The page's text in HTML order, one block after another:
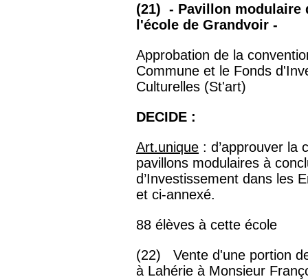
(21) - Pavillon modulaire
l'école de Grandvoir -
Approbation de la
Commune et le Fonds
Culturelles (St'art)
DECIDE :
Art.unique : d’approuver la
pavillons modulaires à
d’Investissement dans les
et ci-annexé.
88 élèves à cette école
(22) Vente d'une portion
à Lahérie à Monsieur